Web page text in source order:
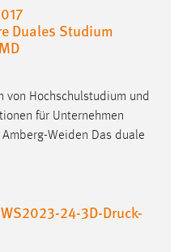
Duales Studium
von Hochschulstudium und
für Unternehmen
Weiden Das duale
24-3D-Druck-